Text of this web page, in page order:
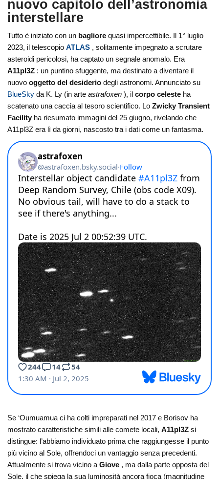
nuovo capitolo dell’astronomia
interstellare
Tutto è iniziato con un bagliore quasi impercettibile. Il 1° luglio
2023, il telescopioATLAS , solitamente impegnato a scrutare
asteroidi pericolosi, ha captato un segnale anomalo. Era
A11pl3Z : un puntino sfuggente, ma destinato a diventare il
nuovooggetto del desiderio degli astronomi. Annunciato su
BlueSky da K. Ly (in arteastrafoxen ), ilcorpo celeste ha
scatenato una caccia al tesoro scientifico. LoZwicky Transient
Facility ha riesumato immagini del 25 giugno, rivelando che
A11pl3Z era lì da giorni, nascosto tra i dati come un fantasma.
Se ‘Oumuamua ci ha colti impreparati nel 2017 e Borisov ha
mostrato caratteristiche simili alle comete locali,A11pl3Z si
distingue: l’abbiamo individuato prima che raggiungesse il punto
più vicino al Sole, offrendoci un vantaggio senza precedenti.
Attualmente si trova vicino aGiove , ma dalla parte opposta del
Sole, il che spiega la sua luminosità ancora fioca (magnitudine